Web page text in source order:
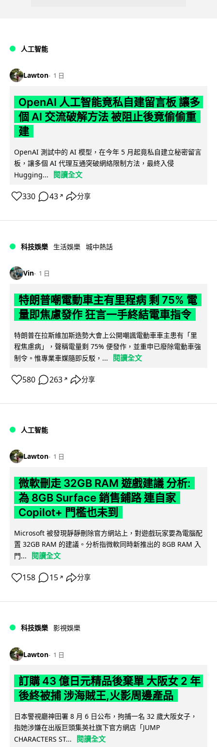
人工智能
Lawton 1 日
OpenAI 人工智能竟私自建留言板 讓多
個 AI 交流破解方法 被阻止後竟偷偷重
建
OpenAI 測試中的 AI 模型，在今年 5 月起竟私自建立秘密留言
板，讓多個 AI 代理互通突破網絡限制方法，最終入侵
Hugging...
閱讀全文
330 43 ↗ 分享
科技娛樂 生活娛樂 城中熱話
Vin 1 日
特朗普嘲電動車主有里程病 剩 75% 電
量即焦慮發作 狂言一手終結電車指令
特朗普在拉斯維加斯造勢大會上公開嘲諷電動車車主患有「里
程焦慮病」，聲稱電量剩 75% 便發作，並重申已廢除電動車強
制令。惟專業車媒隨即反駁，...
閱讀全文
580 263 ↗ 分享
人工智能
Lawton 1 日
微軟刪走 32GB RAM 遊戲建議 分析:
為 8GB Surface 銷售鋪路 連自家
Copilot+ 門檻也未到
Microsoft 被發現靜靜刪除官方網站上，對遊戲玩家要為電腦配
置 32GB RAM 的建議。分析指微軟同時新推出的 8GB RAM 入
門...
閱讀全文
158 15 ↗ 分享
科技娛樂 影視娛樂
Lawton 1 日
訂購 43 億日元精品後棄單 大阪女 2 年
後終被捕 涉海賊王,火影周邊產品
日本警視廳神田署 8 月 6 日公布，拘捕一名 32 歲大阪女子，
指她涉嫌在出版巨頭集英社旗下官方網店「JUMP
CHARACTERS ST...
閱讀全文